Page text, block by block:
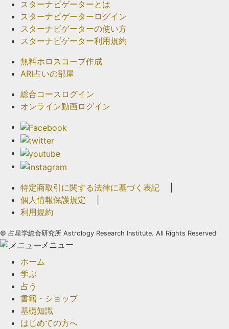
スターナビゲーターとは
スターナビゲーターログイン
スターナビゲーターの使い方
スターナビゲーター利用規約
無料ホロスコープ作成
ARI占いの部屋
総合コースログイン
オンライン動画ログイン
特定商取引に関する法律に基づく表記
個人情報保護規定
利用規約
© 占星学総合研究所 Astrology Research Institute. All Rights Reserved
メニュー
ホーム
学ぶ
占う
書籍・ショップ
基礎知識
はじめての方へ